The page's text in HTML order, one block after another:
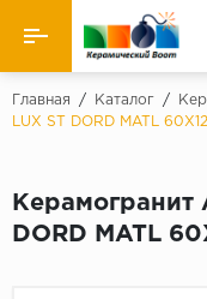
Назад
Керамическая плитка
Главная / Каталог /
LUX ST DORD MATL
Керамогранит
DORD MATL